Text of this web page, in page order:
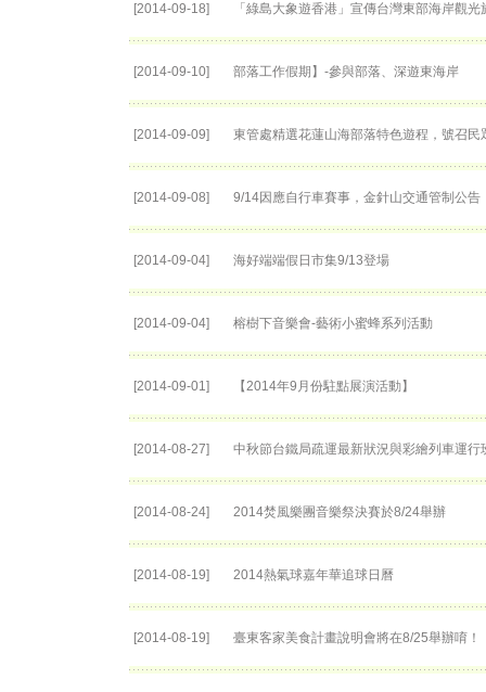
[2014-09-18] 「綠島大象遊香港」宣傳台灣東部海岸觀
[2014-09-10] 部落工作假期】-參與部落、深遊東海岸
[2014-09-09] 東管處精選花蓮山海部落特色遊程，號召
[2014-09-08] 9/14因應自行車賽事，金針山交通管制公告
[2014-09-04] 海好端端假日市集9/13登場
[2014-09-04] 榕樹下音樂會-藝術小蜜蜂系列活動
[2014-09-01] 【2014年9月份駐點展演活動】
[2014-08-27] 中秋節台鐵局疏運最新狀況與彩繪列車運行
[2014-08-24] 2014焚風樂團音樂祭決賽於8/24舉辦
[2014-08-19] 2014熱氣球嘉年華追球日曆
[2014-08-19] 臺東客家美食計畫說明會將在8/25舉辦唷！